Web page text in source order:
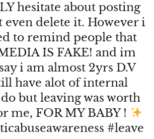
hesitate about posting
delete it. However i
to remind people that
IS FAKE! and im
i am almost 2yrs D.V
have alot of internal
but leaving was worth
me, FOR MY BABY !
#leave